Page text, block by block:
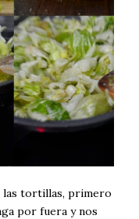
las tortillas, primero
por fuera y nos